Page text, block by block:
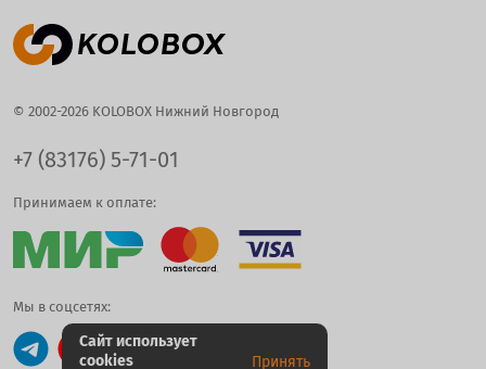
© 2002-2026 KOLOBOX Нижний Новгород
+7 (83176) 5-71-01
Принимаем к оплате:
Мы в соцсетях:
Сайт использует
cookies
Принять